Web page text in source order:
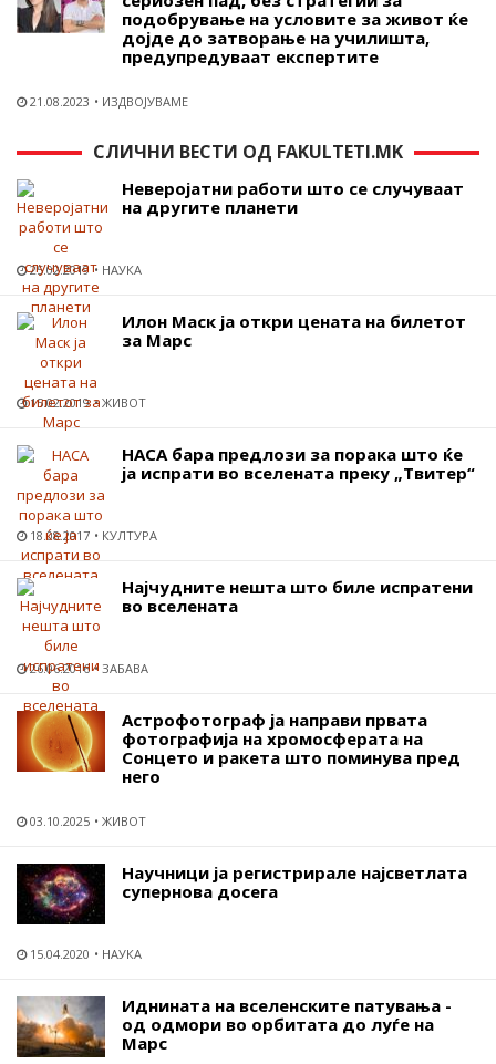
подобрување на условите за живот ќе
дојде до затворање на училишта,
предупредуваат експертите
21.08.2023 ИЗДВОЈУВАМЕ
СЛИЧНИ ВЕСТИ ОД FAKULTETI.MK
Неверојатни работи што се случуваат
на другите планети
25.02.2019 НАУКА
Илон Маск ја откри цената на билетот
за Марс
15.02.2019 ЖИВОТ
НАСА бара предлози за порака што ќе
ја испрати во вселената преку „Твитер“
18.08.2017 КУЛТУРА
Најчудните нешта што биле испратени
во вселената
26.06.2016 ЗАБАВА
Астрофотограф ја направи првата
фотографија на хромосферата на
Сонцето и ракета што поминува пред
него
03.10.2025 ЖИВОТ
Научници ја регистрирале најсветлата
супернова досега
15.04.2020 НАУКА
Иднината на вселенските патувања -
од одмори во орбитата до луѓе на
Марс